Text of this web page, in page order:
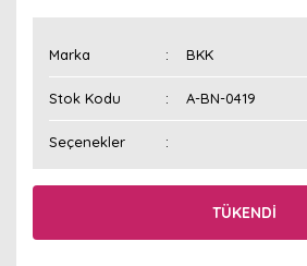
Marka BKK
Stok Kodu A-BN-0419
Seçenekler
TÜKENDİ